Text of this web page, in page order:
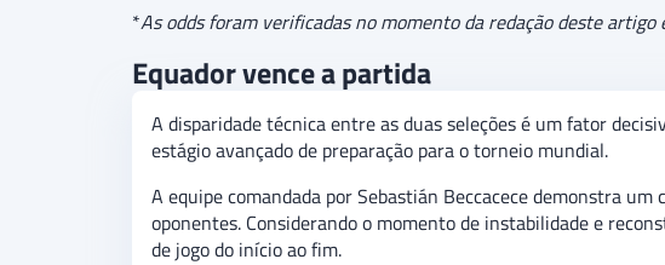
*As odds foram verificadas no momento da redação deste
Equador vence a partida
A disparidade técnica entre as duas seleções é um fator
estágio avançado de preparação para o torneio mundial.
A equipe comandada por Sebastián Beccacece demonstra
oponentes. Considerando o momento de instabilidade e
de jogo do início ao fim.